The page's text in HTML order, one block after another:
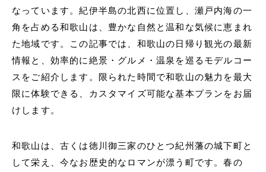
なっています。紀伊半島の北西に位置し、瀬戸内海の一
角を占める和歌山は、豊かな自然と温和な気候に恵まれ
た地域です。この記事では、和歌山の日帰り観光の最新
情報と、効率的に絶景・グルメ・温泉を巡るモデルコー
スをご紹介します。限られた時間で和歌山の魅力を最大
限に体験できる、カスタマイズ可能な基本プランをお届
けします。
和歌山は、古くは徳川御三家のひとつ紀州藩の城下町と
して栄え、今なお歴史的なロマンが漂う町です。春の